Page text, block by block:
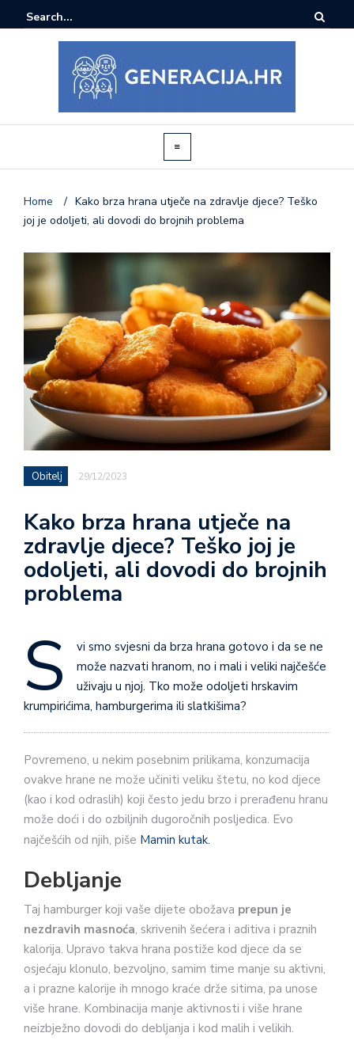
Home / Kako brza hrana utječe na zdravlje djece? Teško
joj je odoljeti, ali dovodi do brojnih problema
Obitelj 29/12/2023
Kako brza hrana utječe na
zdravlje djece? Teško joj je
odoljeti, ali dovodi do brojnih
problema
S
vi smo svjesni da brza hrana gotovo i da se ne
može nazvati hranom, no i mali i veliki najčešće
uživaju u njoj. Tko može odoljeti hrskavim
krumpirićima, hamburgerima ili slatkišima?
Povremeno, u nekim posebnim prilikama, konzumacija
ovakve hrane ne može učiniti veliku štetu, no kod djece
(kao i kod odraslih) koji često jedu brzo i prerađenu hranu
može doći i do ozbiljnih dugoročnih posljedica. Evo
najčešćih od njih, piše Mamin kutak.
Debljanje
Taj hamburger koji vaše dijete obožava prepun je
nezdravih masnoća, skrivenih šećera i aditiva i praznih
kalorija. Upravo takva hrana postiže kod djece da se
osjećaju klonulo, bezvoljno, samim time manje su aktivni,
a i prazne kalorije ih mnogo kraće drže sitima, pa unose
više hrane. Kombinacija manje aktivnosti i više hrane
neizbježno dovodi do debljanja i kod malih i velikih.